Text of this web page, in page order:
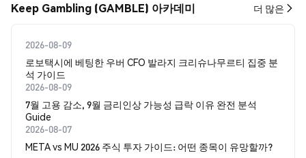
Keep Gambling (GAMBLE) 아카데미 더 많은
2026-08-09
로보택시에 베팅한 우버 CFO 발라지 크리슈나무르티 집중 분
석 가이드
2026-08-09
7월 고용 감소, 9월 금리인상 가능성 급락 이유 완전 분석
Guide
2026-08-07
META vs MU 2026 주식 투자 가이드: 어떤 종목이 유망할까?